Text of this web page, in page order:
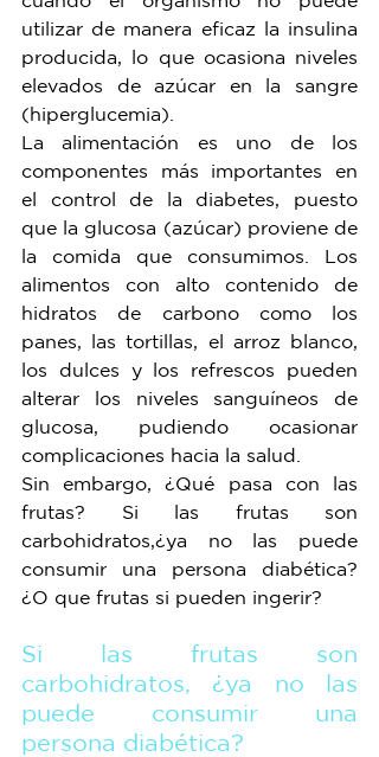
utilizar de manera eficaz la insulina
producida, lo que ocasiona niveles
elevados de azúcar en la sangre
(hiperglucemia).
La alimentación es uno de los
componentes más importantes en
el control de la diabetes, puesto
que la glucosa (azúcar) proviene de
la comida que consumimos. Los
alimentos con alto contenido de
hidratos de carbono como los
panes, las tortillas, el arroz blanco,
los dulces y los refrescos pueden
alterar los niveles sanguíneos de
glucosa, pudiendo ocasionar
complicaciones hacia la salud.
Sin embargo, ¿Qué pasa con las
frutas? Si las frutas son
carbohidratos,¿ya no las puede
consumir una persona diabética?
¿O que frutas si pueden ingerir?
Si las frutas son
carbohidratos, ¿ya no las
puede consumir una
persona diabética?